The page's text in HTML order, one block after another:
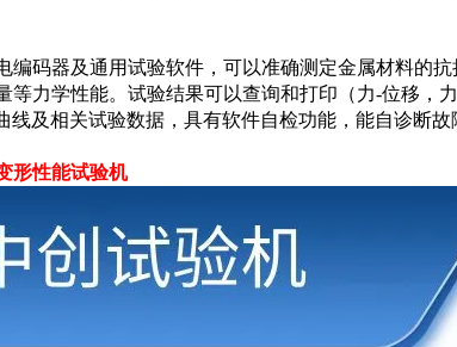
编码器及通用试验软件，可以准确测定金属材料的
等力学性能。试验结果可以查询和打印（力-位移，
线及相关试验数据，具有软件自检功能，能自诊断
形性能试验机